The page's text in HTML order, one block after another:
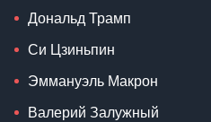
Дональд Трамп
Си Цзиньпин
Эммануэль Макрон
Валерий Залужный